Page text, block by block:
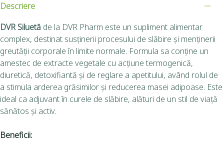
Descriere
DVR Siluetă de la DVR Pharm este un supliment alimentar
complex, destinat susținerii procesului de slăbire și menținerii
greutății corporale în limite normale. Formula sa conține un
amestec de extracte vegetale cu acțiune termogenică,
diuretică, detoxifiantă și de reglare a apetitului, având rolul de
a stimula arderea grăsimilor și reducerea masei adipoase. Este
ideal ca adjuvant în curele de slăbire, alături de un stil de viață
sănătos și activ.
Beneficii: